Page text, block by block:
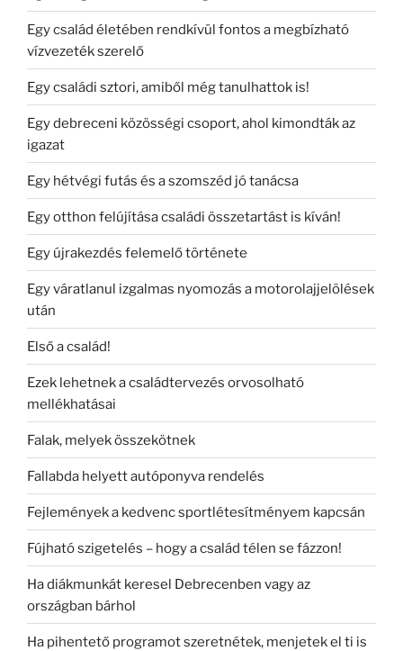
Egy család életében rendkívül fontos a megbízható
vízvezeték szerelő
Egy családi sztori, amiből még tanulhattok is!
Egy debreceni közösségi csoport, ahol kimondták az
igazat
Egy hétvégi futás és a szomszéd jó tanácsa
Egy otthon felújítása családi összetartást is kíván!
Egy újrakezdés felemelő története
Egy váratlanul izgalmas nyomozás a motorolajjelölések
után
Első a család!
Ezek lehetnek a családtervezés orvosolható
mellékhatásai
Falak, melyek összekötnek
Fallabda helyett autóponyva rendelés
Fejlemények a kedvenc sportlétesítményem kapcsán
Fújható szigetelés – hogy a család télen se fázzon!
Ha diákmunkát keresel Debrecenben vagy az
országban bárhol
Ha pihentető programot szeretnétek, menjetek el ti is